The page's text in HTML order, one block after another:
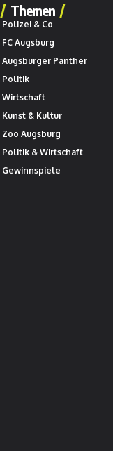
Themen
Polizei & Co
FC Augsburg
Augsburger Panther
Politik
Wirtschaft
Kunst & Kultur
Zoo Augsburg
Politik & Wirtschaft
Gewinnspiele